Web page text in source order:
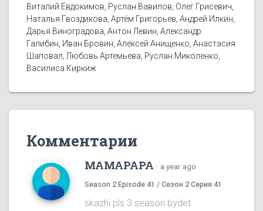
Виталий Евдокимов, Руслан Вавилов, Олег Грисевич,
Наталья Гвоздикова, Артём Григорьев, Андрей Илкин,
Дарья Виноградова, Антон Левин, Александр
Галибин, Иван Бровин, Алексей Анищенко, Анастасия
Шаповал, Любовь Артемьева, Руслан Миколенко,
Василиса Киркиж
Комментарии
MAMAPAPA · a year ago
Season 2 Episode 41 / Сезон 2 Серия 41
skazhi pls 3 season bydet